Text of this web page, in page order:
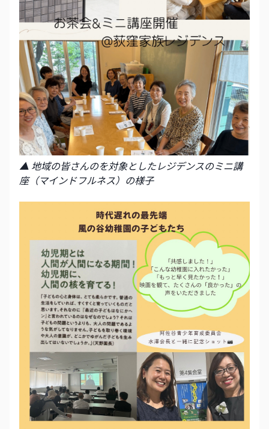
▲ 地域の皆さんのを対象としたレジデンスのミニ講
座（マインドフルネス）の様子